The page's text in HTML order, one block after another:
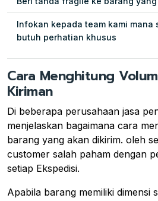
Infokan kepada team kami mana
butuh perhatian khusus
Cara Menghitung
Kiriman
Di beberapa perusahaan jasa
menjelaskan bagaimana cara
barang yang akan dikirim. oleh
customer salah paham dengan
setiap Ekspedisi.
Apabila barang memiliki dimensi